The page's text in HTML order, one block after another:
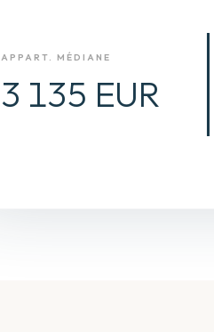
APPART. MÉDIANE
3 135 EUR